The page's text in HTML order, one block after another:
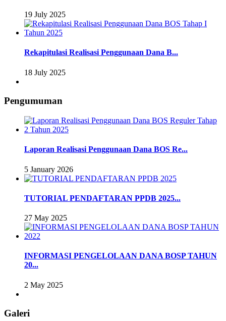
19 July 2025
Rekapitulasi Realisasi Penggunaan Dana B...
18 July 2025
Pengumuman
Laporan Realisasi Penggunaan Dana BOS Re...
5 January 2026
TUTORIAL PENDAFTARAN PPDB 2025...
27 May 2025
INFORMASI PENGELOLAAN DANA BOSP TAHUN
20...
2 May 2025
Galeri